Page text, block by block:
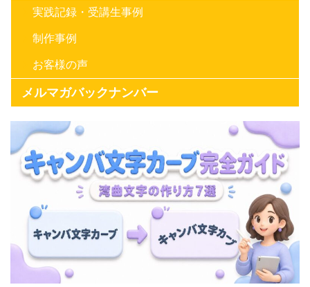
実践記録・受講生事例
制作事例
お客様の声
メルマガバックナンバー